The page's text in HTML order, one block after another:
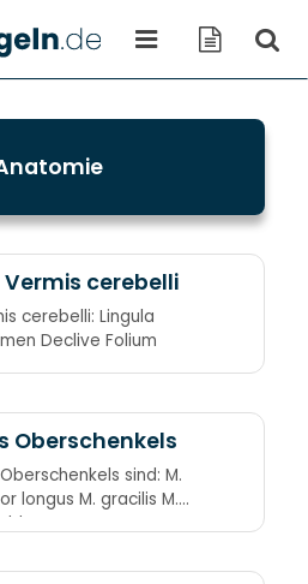
cerebelli
cerebelli: Lingula
Declive Folium
Oberschenkels
sind: M.
longus M. gracilis M.
magnus